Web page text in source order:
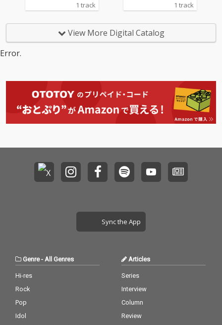
な楽曲等、聴く者のカ
録。そして、名曲『St
kトリビュート・ライ
ヴでの共演も話題にな
っている、日本を代表
するギタリスト同士の
の石野卓球と初タッ
に艶やかなギターが織
りなす世界は、まさに
この世界に提示する、
HOTEI最新にて最高の
アルバム！
な楽曲等、聴く者のカ
録。そして、名曲『St
kトリビュート・ライ
ヴでの共演も話題にな
っている、日本を代表
するギタリスト同士の
の石野卓球と初タッ
に艶やかなギターが織
りなす世界は、まさに
作詞で１曲参加と、豪
この世界に提示する、
HOTEI最新にて最高の
アルバム！
のアルバム「GUITARH
1 track
のアルバム「GUITARH
配信曲
1 track
View More Digital Catalog
Error.
Sync the App
Genre-All Genres
Hi-res
Rock
Pop
Idol
Articles
Series
Interview
Column
Review